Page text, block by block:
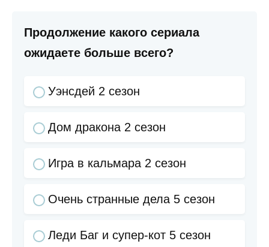
Продолжение какого сериала
ожидаете больше всего?
Уэнсдей 2 сезон
Дом дракона 2 сезон
Игра в кальмара 2 сезон
Очень странные дела 5 сезон
Леди Баг и супер-кот 5 сезон